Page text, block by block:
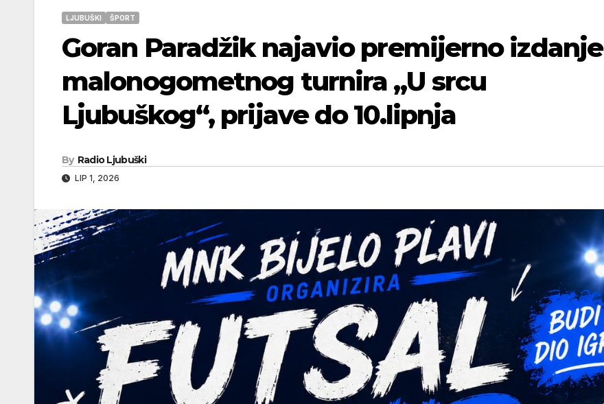
LJUBUŠKI ŠPORT
Goran Paradžik najavio premijerno izdanje
malonogometnog turnira „U srcu
Ljubuškog“, prijave do 10.lipnja
By Radio Ljubuški
LIP 1, 2026